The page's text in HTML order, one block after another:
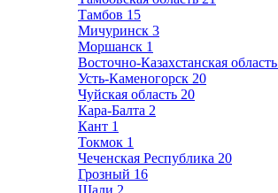
Тамбов 15
Мичуринск 3
Моршанск 1
Восточно-Казахстанская область
Усть-Каменогорск 20
Чуйская область 20
Кара-Балта 2
Кант 1
Токмок 1
Чеченская Республика 20
Грозный 16
Шали 2